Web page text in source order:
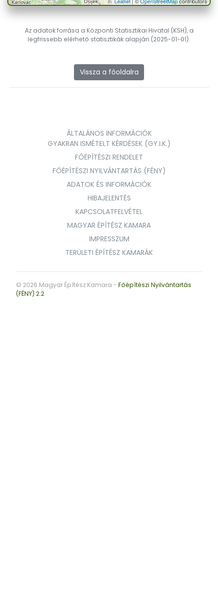
Az adatok forrása a Központi Statisztikai Hivatal (KSH), a
legfrissebb elérhető statisztikák alapján (2025-01-01).
Vissza a főoldalra
ÁLTALÁNOS INFORMÁCIÓK
GYAKRAN ISMÉTELT KÉRDÉSEK (GY.I.K.)
FŐÉPÍTÉSZI RENDELET
FŐÉPÍTÉSZI NYILVÁNTARTÁS (FÉNY)
ADATOK ÉS INFORMÁCIÓK
HIBAJELENTÉS
KAPCSOLATFELVÉTEL
MAGYAR ÉPÍTÉSZ KAMARA
IMPRESSZUM
TERÜLETI ÉPÍTÉSZ KAMARÁK
© 2026 Magyar Építész Kamara - Főépítészi Nyilvántartás
(FÉNY) 2.2